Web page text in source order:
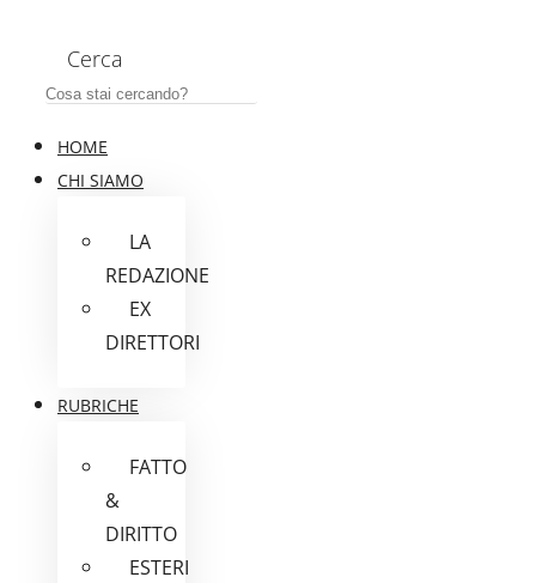
Cerca
HOME
CHI SIAMO
LA
REDAZIONE
EX
DIRETTORI
RUBRICHE
FATTO
&
DIRITTO
ESTERI